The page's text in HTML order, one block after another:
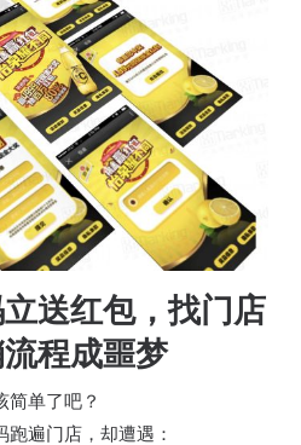
送红包，找门店
程成噩梦
简单了吧？
跑遍门店，却遭遇：